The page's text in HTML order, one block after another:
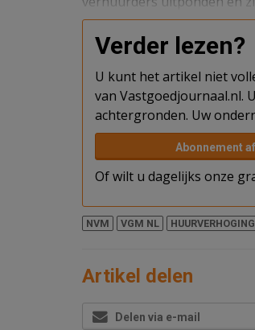
Verder lezen?
U kunt het artikel niet
van Vastgoedjournaal.nl.
achtergronden. Uw
Abonnement
Of wilt u dagelijks onze
NVM VGM NL HUURVERHOGING
Artikel delen
Delen via e-mail